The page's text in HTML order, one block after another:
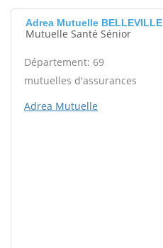
Adrea Mutuelle BELLEVILLE
Mutuelle Santé Sénior
Département: 69
mutuelles d'assurances
Adrea Mutuelle